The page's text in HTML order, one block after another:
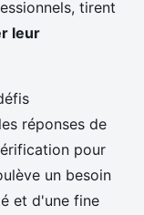
tirent
leur
réponses de
pour
un besoin
et d'une fine